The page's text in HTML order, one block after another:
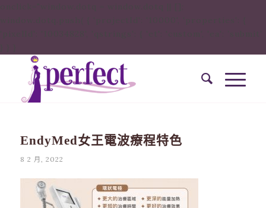
EndyMed女王電波療程特色
8 2 月, 2022